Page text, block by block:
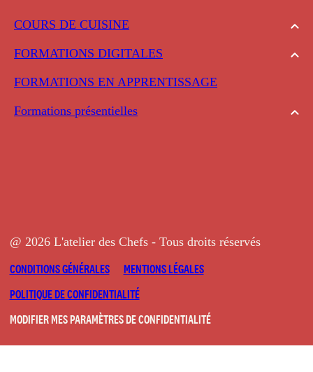
COURS DE CUISINE
FORMATIONS DIGITALES
FORMATIONS EN APPRENTISSAGE
Formations présentielles
@ 2026 L'atelier des Chefs - Tous droits réservés
CONDITIONS GÉNÉRALES
MENTIONS LÉGALES
POLITIQUE DE CONFIDENTIALITÉ
MODIFIER MES PARAMÈTRES DE CONFIDENTIALITÉ